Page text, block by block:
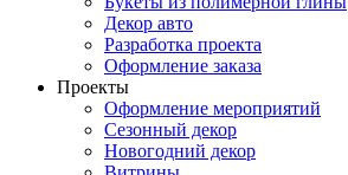
Декор авто
Разработка проекта
Оформление заказа
Проекты
Оформление мероприятий
Сезонный декор
Новогодний декор